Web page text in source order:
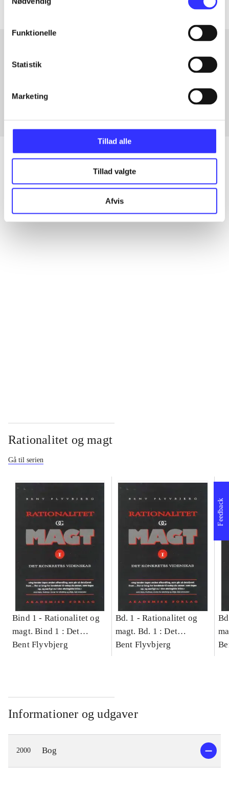
Funktionelle
Statistik
Marketing
Tillad alle
Tillad valgte
Afvis
Artikler med samme emner
Artikler
Alle registrerede artikler fordelt på udgivelser
Rationalitet og magt
Gå til serien
Bind 1 - Rationalitet og
magt. Bind 1 : Det
konkretes videnskab
Bent Flyvbjerg
Bd. 1 -Rationalitet og
magt. Bd. 1 : Det
konkretes videnskab
Bent Flyvbjerg
Informationer og udgaver
2000 Bog
Feedback